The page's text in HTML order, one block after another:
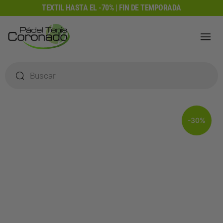
al
contenido
TEXTIL HASTA EL -70% | FIN DE TEMPORADA
productos
-30%